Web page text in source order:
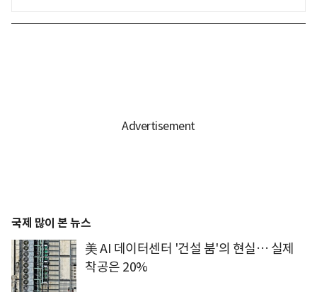
국제 많이 본 뉴스
美 AI 데이터센터 '건설 붐'의 현실… 실제
착공은 20%